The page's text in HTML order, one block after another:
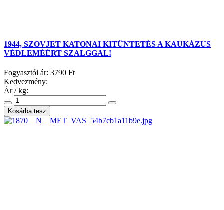
1944, SZOVJET KATONAI KITÜNTETÉS A KAUKÁZUS
VÉDLEMÉÉRT SZALGGAL!
Fogyasztói ár: 3790 Ft
Kedvezmény:
Ár / kg: